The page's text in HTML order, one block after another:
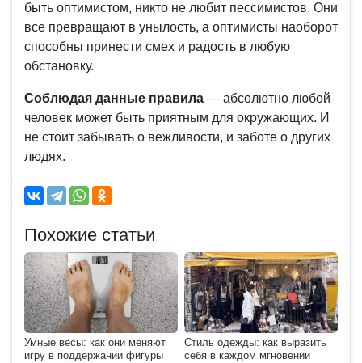
быть оптимистом, никто не любит пессимистов. Они
все превращают в унылость, а оптимисты наоборот
способны принести смех и радость в любую
обстановку.
Соблюдая данные правила — абсолютно любой
человек может быть приятным для окружающих. И
не стоит забывать о вежливости, и заботе о других
людях.
Похожие статьи
Умные весы: как они меняют
игру в поддержании фигуры
Стиль одежды: как выразить
себя в каждом мгновении